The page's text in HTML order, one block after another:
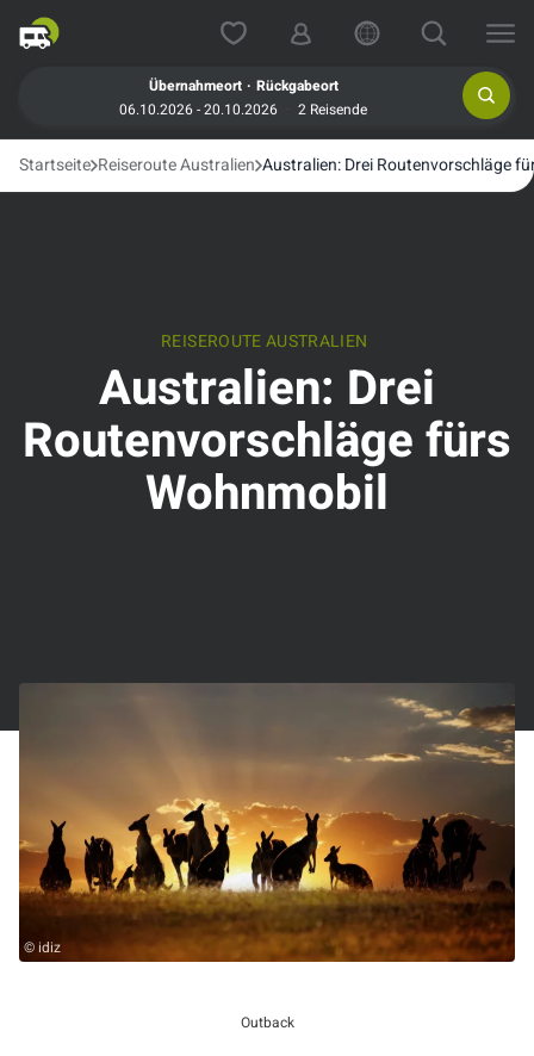
Übernahmeort . Rückgabeort
06.10.2026 - 20.10.2026
2 Reisende
Startseite Reiseroute Australien Australien: Drei Routenvorschläge
REISEROUTE AUSTRALIEN
Australien: Drei
Routenvorschläge fürs
Wohnmobil
© idiz
Outback